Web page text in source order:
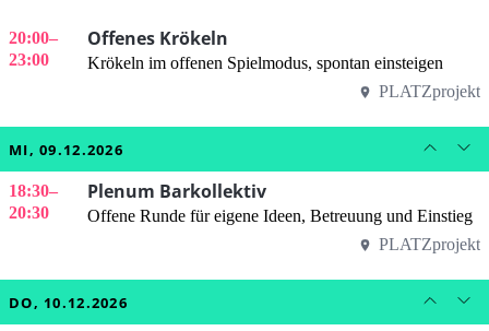
20:00–
23:00
Offenes Krökeln
Krökeln im offenen Spielmodus, spontan einsteigen
PLATZprojekt
MI, 09.12.2026
18:30–
20:30
Plenum Barkollektiv
Offene Runde für eigene Ideen, Betreuung und Einstieg
PLATZprojekt
DO, 10.12.2026